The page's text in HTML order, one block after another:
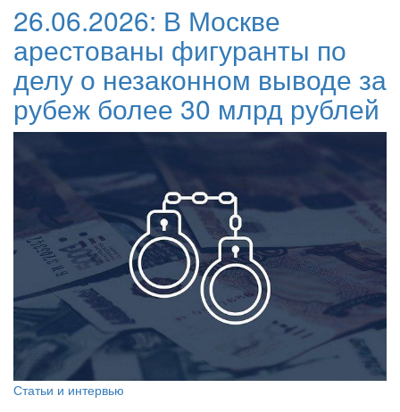
26.06.2026: В Москве
арестованы фигуранты по
делу о незаконном выводе за
рубеж более 30 млрд рублей
Статьи и интервью